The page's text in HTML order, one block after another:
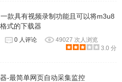
款具有视频录制功能且可以将m3u8
式的下载器
0 人评论
49027 次人浏览
3.0 分
-最简单网页自动采集监控